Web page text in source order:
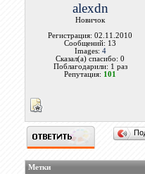
alexdn
Новичок
Регистрация: 02.11.2010
Сообщений: 13
Images: 4
Сказал(а) спасибо: 0
Поблагодарили: 1 раз
Репутация: 101
Метки